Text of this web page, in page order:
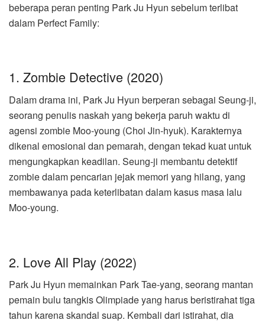
beberapa peran penting Park Ju Hyun sebelum terlibat
dalam Perfect Family:
1. Zombie Detective (2020)
Dalam drama ini, Park Ju Hyun berperan sebagai Seung-ji,
seorang penulis naskah yang bekerja paruh waktu di
agensi zombie Moo-young (Choi Jin-hyuk). Karakternya
dikenal emosional dan pemarah, dengan tekad kuat untuk
mengungkapkan keadilan. Seung-ji membantu detektif
zombie dalam pencarian jejak memori yang hilang, yang
membawanya pada keterlibatan dalam kasus masa lalu
Moo-young.
2. Love All Play (2022)
Park Ju Hyun memainkan Park Tae-yang, seorang mantan
pemain bulu tangkis Olimpiade yang harus beristirahat tiga
tahun karena skandal suap. Kembali dari istirahat, dia